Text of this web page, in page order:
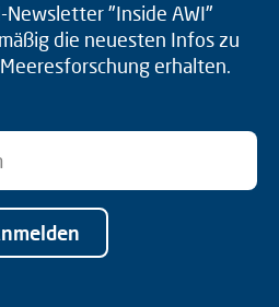
Newsletter "Inside AWI"
die neuesten Infos zu
erhalten.